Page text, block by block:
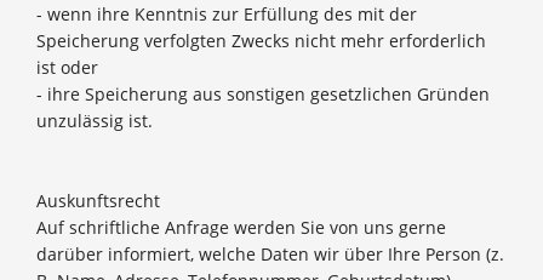
- wenn ihre Kenntnis zur Erfüllung des mit der
Speicherung verfolgten Zwecks nicht mehr erforderlich
ist oder
- ihre Speicherung aus sonstigen gesetzlichen Gründen
unzulässig ist.
Auskunftsrecht
Auf schriftliche Anfrage werden Sie von uns gerne
darüber informiert, welche Daten wir über Ihre Person (z.